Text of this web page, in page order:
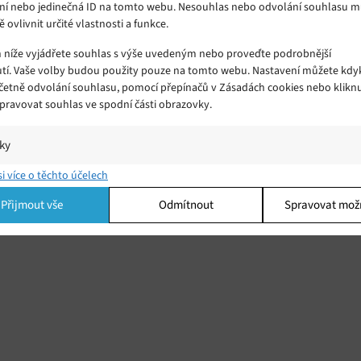
nebo jedinečná ID na tomto webu. Nesouhlas nebo odvolání souhlasu
ovlivnit určité vlastnosti a funkce.
vyjádřete souhlas s výše uvedeným nebo proveďte podrobnější
Vaše volby budou použity pouze na tomto webu. Nastavení můžete
odvolání souhlasu, pomocí přepínačů v Zásadách cookies nebo
souhlas ve spodní části obrazovky.
a/nebo přístup k informacím v zařízení, Porozumění publiku
kombinací údajů z různých zdrojů.
více o těchto účelech
Přijmout vše Odmítnout Spravovat